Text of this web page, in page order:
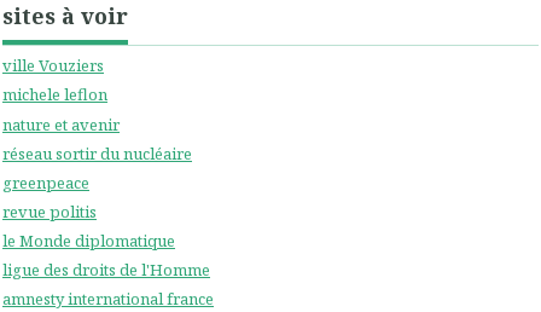
sites à voir
ville Vouziers
michele leflon
nature et avenir
réseau sortir du nucléaire
greenpeace
revue politis
le Monde diplomatique
ligue des droits de l'Homme
amnesty international france